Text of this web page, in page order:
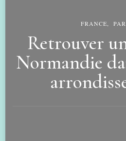
FRANCE
Retrouver
Normandie